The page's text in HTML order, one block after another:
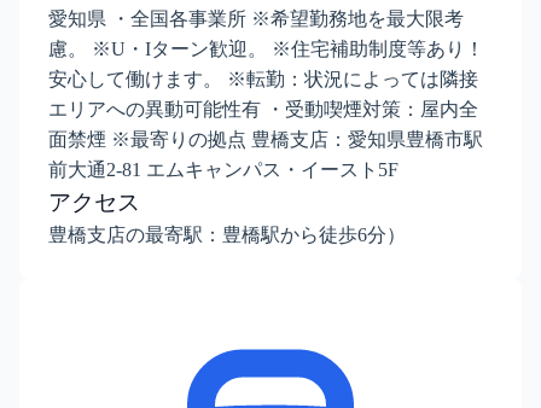
愛知県 ・全国各事業所 ※希望勤務地を最大限考
慮。 ※U・Iターン歓迎。 ※住宅補助制度等あり！
安心して働けます。 ※転勤：状況によっては隣接
エリアへの異動可能性有 ・受動喫煙対策：屋内全
面禁煙 ※最寄りの拠点 豊橋支店：愛知県豊橋市駅
前大通2-81 エムキャンパス・イースト5F
アクセス
豊橋支店の最寄駅：豊橋駅から徒歩6分）